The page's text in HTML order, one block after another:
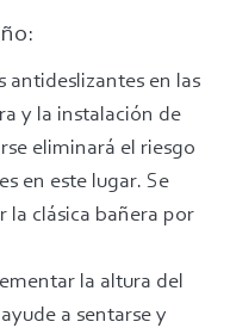
antideslizantes en las
y la instalación de
eliminará el riesgo
en este lugar. Se
la clásica bañera por
la altura del
a sentarse y